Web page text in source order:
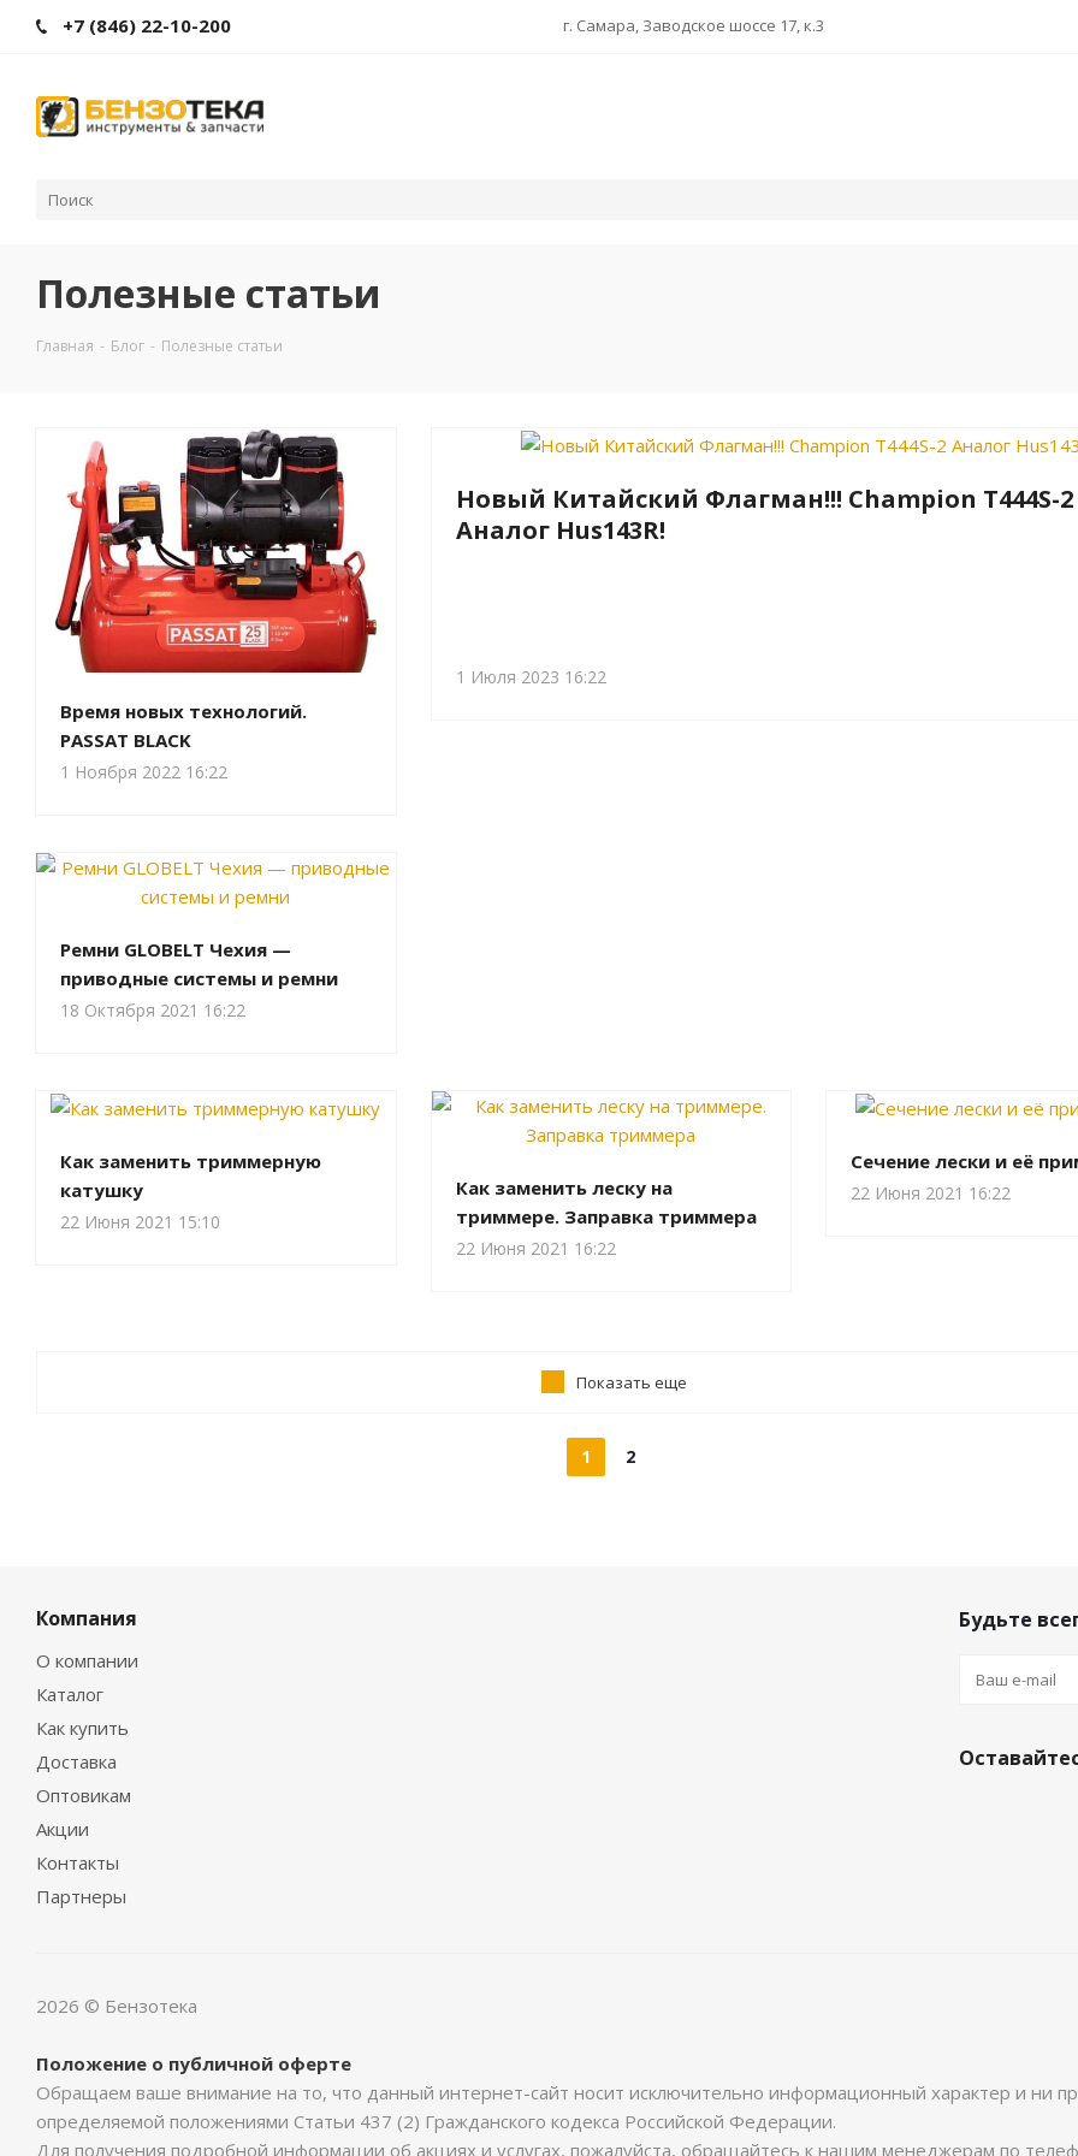
+7 (846) 22-10-200 г. Самара, Заводское шоссе 17, к.3
Полезные статьи
Главная - Блог - Полезные статьи
Время новых технологий.
PASSAT BLACK
1 Ноября 2022 16:22
Ремни GLOBELT Чехия —
приводные системы и ремни
18 Октября 2021 16:22
Новый Китайский Флагман!!! Champion T444S-2
Аналог Hus143R!
1 Июля 2023 16:22
Как заменить триммерную
катушку
22 Июня 2021 15:10
Как заменить леску на
триммере. Заправка триммера
22 Июня 2021 16:22
Сечение лески и её
22 Июня 2021 16:22
Показать еще
1 2
Компания
О компании
Каталог
Как купить
Доставка
Оптовикам
Акции
Контакты
Партнеры
Будьте
2026 © Бензотека
Положение о публичной оферте
Обращаем ваше внимание на то, что данный интернет-сайт носит исключительно информационный характер и ни
определяемой положениями Статьи 437 (2) Гражданского кодекса Российской Федерации.
Для получения подробной информации об акциях и услугах, пожалуйста, обращайтесь к нашим менеджерам по